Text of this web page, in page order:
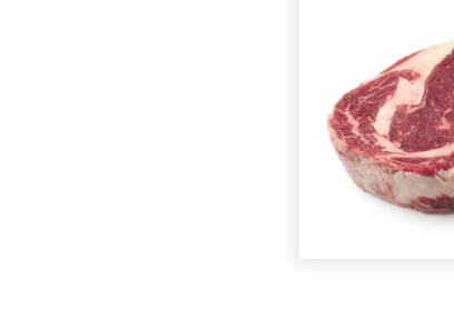
History
Facilities